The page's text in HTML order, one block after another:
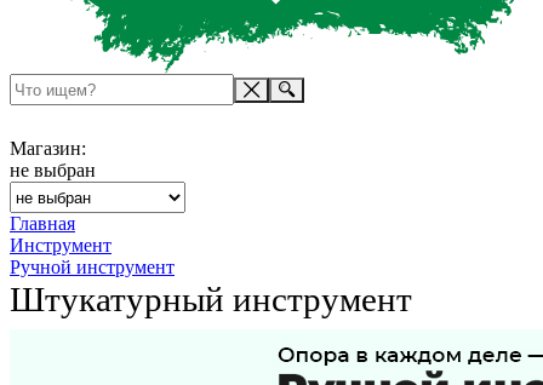
Магазин:
не выбран
Главная
Инструмент
Ручной инструмент
Штукатурный инструмент